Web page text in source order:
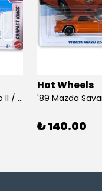
’85 Honda City Turbo II / Hot Wheels
Hot Wheels
₺ 140.00